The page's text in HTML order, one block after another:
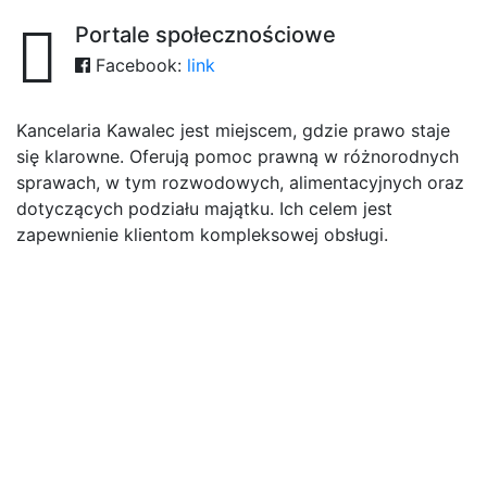
Portale społecznościowe
Facebook: link
Kancelaria Kawalec jest miejscem, gdzie prawo staje
się klarowne. Oferują pomoc prawną w różnorodnych
sprawach, w tym rozwodowych, alimentacyjnych oraz
dotyczących podziału majątku. Ich celem jest
zapewnienie klientom kompleksowej obsługi.